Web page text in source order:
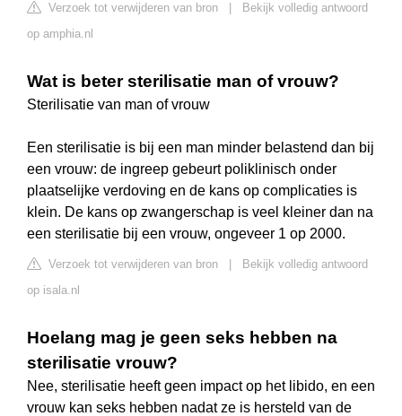
Verzoek tot verwijderen van bron
Bekijk volledig antwoord
op amphia.nl
Wat is beter sterilisatie man of vrouw?
Sterilisatie van man of vrouw
Een sterilisatie is bij een man minder belastend dan bij
een vrouw: de ingreep gebeurt poliklinisch onder
plaatselijke verdoving en de kans op complicaties is
klein. De kans op zwangerschap is veel kleiner dan na
een sterilisatie bij een vrouw, ongeveer 1 op 2000.
Verzoek tot verwijderen van bron
Bekijk volledig antwoord
op isala.nl
Hoelang mag je geen seks hebben na
sterilisatie vrouw?
Nee, sterilisatie heeft geen impact op het libido, en een
vrouw kan seks hebben nadat ze is hersteld van de